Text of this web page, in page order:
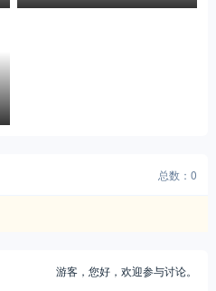
总数：0
游客，您好，欢迎参与讨论。